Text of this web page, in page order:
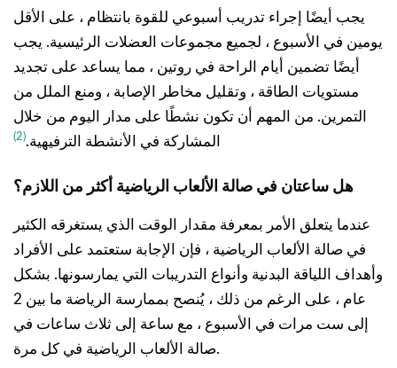
يجب أيضًا إجراء تدريب أسبوعي للقوة بانتظام ، على الأقل
يومين في الأسبوع ، لجميع مجموعات العضلات الرئيسية. يجب
أيضًا تضمين أيام الراحة في روتين ، مما يساعد على تجديد
مستويات الطاقة ، وتقليل مخاطر الإصابة ، ومنع الملل من
التمرين. من المهم أن تكون نشطًا على مدار اليوم من خلال
المشاركة في الأنشطة الترفيهية.(2)
هل ساعتان في صالة الألعاب الرياضية أكثر من اللازم؟
عندما يتعلق الأمر بمعرفة مقدار الوقت الذي يستغرقه الكثير
في صالة الألعاب الرياضية ، فإن الإجابة ستعتمد على الأفراد
وأهداف اللياقة البدنية وأنواع التدريبات التي يمارسونها. بشكل
عام ، على الرغم من ذلك ، يُنصح بممارسة الرياضة ما بين 2
إلى ست مرات في الأسبوع ، مع ساعة إلى ثلاث ساعات في
صالة الألعاب الرياضية في كل مرة.